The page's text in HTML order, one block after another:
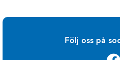
Följ oss på